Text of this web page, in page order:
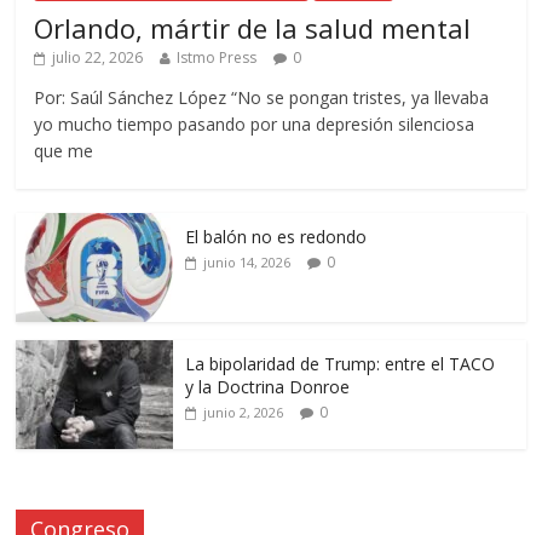
Orlando, mártir de la salud mental
julio 22, 2026 Istmo Press 0
Por: Saúl Sánchez López “No se pongan tristes, ya llevaba
yo mucho tiempo pasando por una depresión silenciosa
que me
El balón no es redondo
junio 14, 2026 0
La bipolaridad de Trump: entre el TACO
y la Doctrina Donroe
junio 2, 2026 0
Congreso